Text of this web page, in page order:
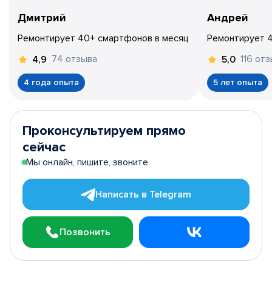
Дмитрий
Ремонтирует 40+ смартфонов в месяц
4,9 74 отзыва
4 года опыта
Андрей
Ремонтирует
5,0 116
5 лет опыта
Проконсультируем прямо
сейчас
Мы онлайн, пишите, звоните
Написать в Telegram
Позвонить